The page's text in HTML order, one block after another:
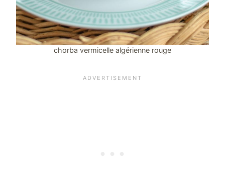
chorba vermicelle algérienne rouge